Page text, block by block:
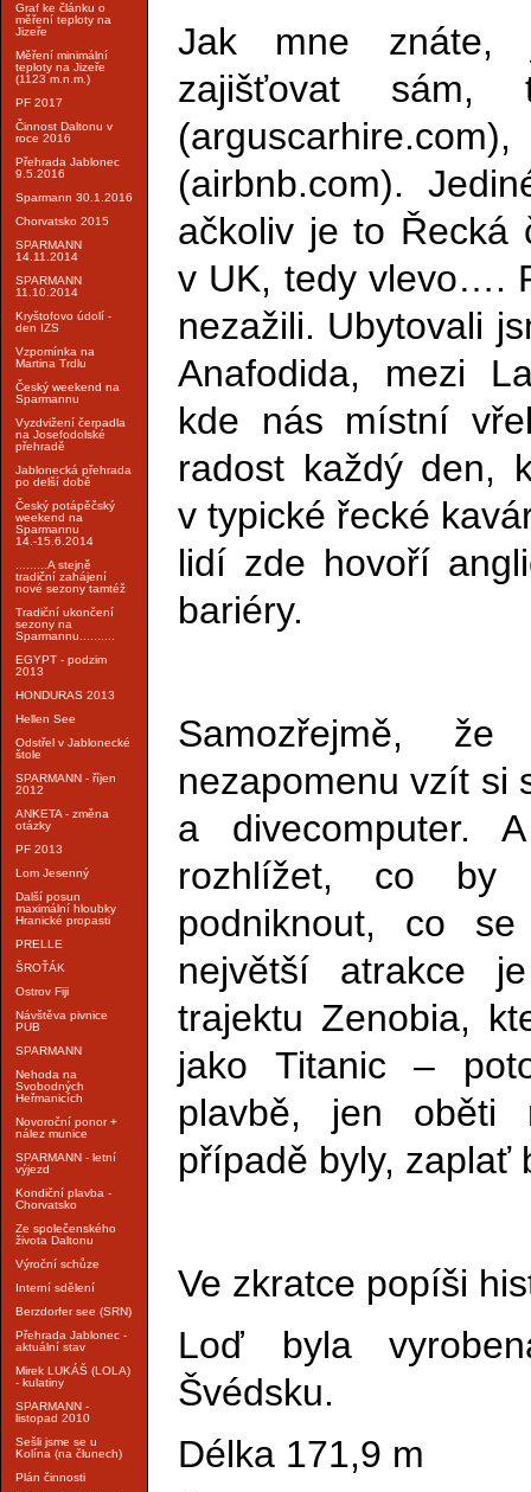
Graf ke článku o
měření teploty na
Jizeře
Měření minimální
teploty na Jizeře
(1123 m.n.m.)
PF 2017
Činnost Daltonu v
roce 2016
Přehrada Jablonec
9.5.2016
Sparmann 30.1.2016
Chorvatsko 2015
SPARMANN
14.11.2014
SPARMANN
11.10.2014
Kryštofovo údolí -
den IZS
Vzpomínka na
Martina Trdlu
Český weekend na
Sparmannu
Vyzdvižení čerpadla
na Josefodolské
přehradě
Jablonecká přehrada
po delší době
Český potápěčský
weekend na
Sparmannu
14.-15.6.2014
.........A stejně
tradiční zahájení
nové sezony tamtéž
Tradiční ukončení
sezony na
Sparmannu..........
EGYPT - podzim
2013
HONDURAS 2013
Hellen See
Odstřel v Jablonecké
štole
SPARMANN - říjen
2012
ANKETA - změna
otázky
PF 2013
Lom Jesenný
Další posun
maximální hloubky
Hranické propasti
PRELLE
ŠROŤÁK
Ostrov Fiji
Návštěva pivnice
PUB
SPARMANN
Nehoda na
Svobodných
Heřmanicích
Novoroční ponor +
nález munice
SPARMANN - letní
výjezd
Kondiční plavba -
Chorvatsko
Ze společenského
života Daltonu
Výroční schůze
Interní sdělení
Berzdorfer see (SRN)
Přehrada Jablonec -
aktuální stav
Mirek LUKÁŠ (LOLA)
- kulatiny
SPARMANN -
listopad 2010
Sešli jsme se u
Kolína (na člunech)
Plán činnosti
Jak mne znáte,
zajišťovat sám,
(airbnb.com).
ačkoliv je to Řecká
v UK, tedy vlevo….
nezažili. Ubytovali
Anafodida, mezi
kde nás místní
radost každý den,
v typické řecké
lidí zde hovoří
bariéry.
Samozřejmě,
nezapomenu vzít si
a divecomputer.
rozhlížet, co
podniknout, co
největší atrakce
trajektu Zenobia,
jako Titanic –
plavbě, jen oběti
případě byly, zaplať
Ve zkratce popíši
Loď byla
Švédsku.
Délka 171,9 m